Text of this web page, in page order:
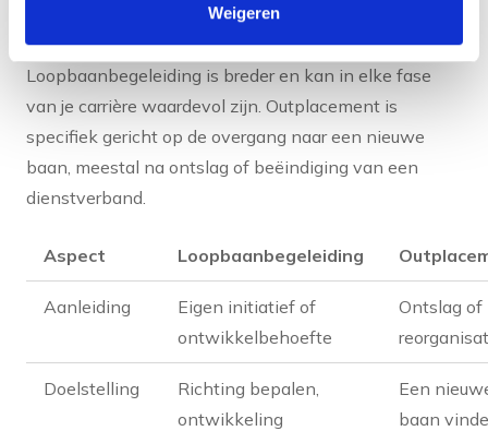
Weigeren
Loopbaanbegeleiding en outplacement lijken op
elkaar, maar er zijn belangrijke verschillen.
Loopbaanbegeleiding is breder en kan in elke fase
van je carrière waardevol zijn. Outplacement is
specifiek gericht op de overgang naar een nieuwe
baan, meestal na ontslag of beëindiging van een
dienstverband.
Aspect Loopbaanbegeleiding
Aanleiding
Eigen initiatief of
ontwikkelbehoefte
Ontslag of
Doelstelling
Richting bepalen,
ontwikkeling
Een
baan